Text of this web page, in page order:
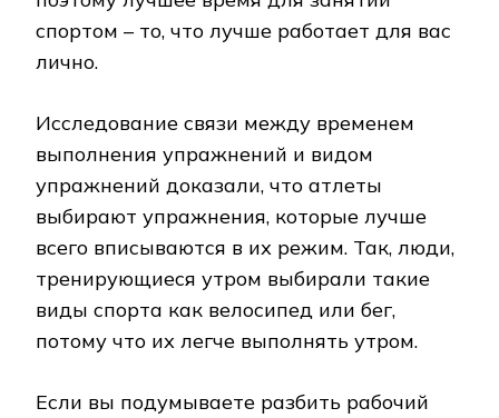
спортом – то, что лучше работает для вас
лично.
Исследование связи между временем
выполнения упражнений и видом
упражнений доказали, что атлеты
выбирают упражнения, которые лучше
всего вписываются в их режим. Так, люди,
тренирующиеся утром выбирали такие
виды спорта как велосипед или бег,
потому что их легче выполнять утром.
Если вы подумываете разбить рабочий